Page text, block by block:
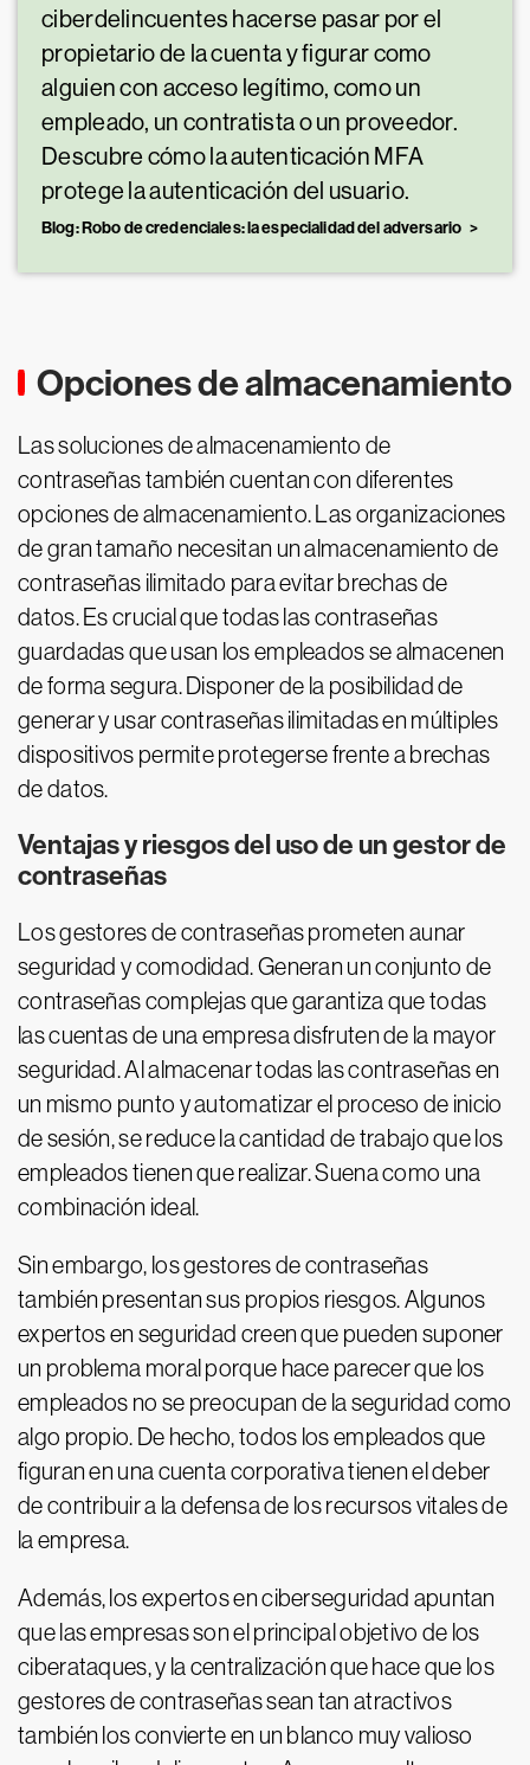
ciberdelincuentes hacerse pasar por el
propietario de la cuenta y figurar como
alguien con acceso legítimo, como un
empleado, un contratista o un proveedor.
Descubre cómo la autenticación MFA
protege la autenticación del usuario.
Blog: Robo de credenciales: la especialidad del adversario
Opciones de almacenamiento
Las soluciones de almacenamiento de
contraseñas también cuentan con diferentes
opciones de almacenamiento. Las organizaciones
de gran tamaño necesitan un almacenamiento de
contraseñas ilimitado para evitar brechas de
datos. Es crucial que todas las contraseñas
guardadas que usan los empleados se almacenen
de forma segura. Disponer de la posibilidad de
generar y usar contraseñas ilimitadas en múltiples
dispositivos permite protegerse frente a brechas
de datos.
Ventajas y riesgos del uso de un gestor de
contraseñas
Los gestores de contraseñas prometen aunar
seguridad y comodidad. Generan un conjunto de
contraseñas complejas que garantiza que todas
las cuentas de una empresa disfruten de la mayor
seguridad. Al almacenar todas las contraseñas en
un mismo punto y automatizar el proceso de inicio
de sesión, se reduce la cantidad de trabajo que los
empleados tienen que realizar. Suena como una
combinación ideal.
Sin embargo, los gestores de contraseñas
también presentan sus propios riesgos. Algunos
expertos en seguridad creen que pueden suponer
un problema moral porque hace parecer que los
empleados no se preocupan de la seguridad como
algo propio. De hecho, todos los empleados que
figuran en una cuenta corporativa tienen el deber
de contribuir a la defensa de los recursos vitales de
la empresa.
Además, los expertos en ciberseguridad apuntan
que las empresas son el principal objetivo de los
ciberataques, y la centralización que hace que los
gestores de contraseñas sean tan atractivos
también los convierte en un blanco muy valioso